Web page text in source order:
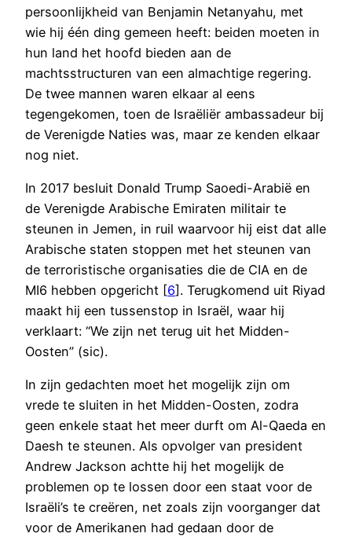
persoonlijkheid van Benjamin Netanyahu, met
wie hij één ding gemeen heeft: beiden moeten in
hun land het hoofd bieden aan de
machtsstructuren van een almachtige regering.
De twee mannen waren elkaar al eens
tegengekomen, toen de Israëliër ambassadeur bij
de Verenigde Naties was, maar ze kenden elkaar
nog niet.
In 2017 besluit Donald Trump Saoedi-Arabië en
de Verenigde Arabische Emiraten militair te
steunen in Jemen, in ruil waarvoor hij eist dat alle
Arabische staten stoppen met het steunen van
de terroristische organisaties die de CIA en de
MI6 hebben opgericht [6]. Terugkomend uit Riyad
maakt hij een tussenstop in Israël, waar hij
verklaart: “We zijn net terug uit het Midden-
Oosten” (sic).
In zijn gedachten moet het mogelijk zijn om
vrede te sluiten in het Midden-Oosten, zodra
geen enkele staat het meer durft om Al-Qaeda en
Daesh te steunen. Als opvolger van president
Andrew Jackson achtte hij het mogelijk de
problemen op te lossen door een staat voor de
Israëli’s te creëren, net zoals zijn voorganger dat
voor de Amerikanen had gedaan door de